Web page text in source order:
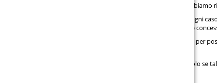
Noi possiamo rifiutare di restituire il pagamento fino a quando
Voi dovete spedirci o consegnarci la merce immediatamente e in ogni
. Il termine viene
Voi assumete i costi indiretti della restituzione delle merci spedibili per
Voi siete responsabili per eventuali perdite di valore delle merci, solo